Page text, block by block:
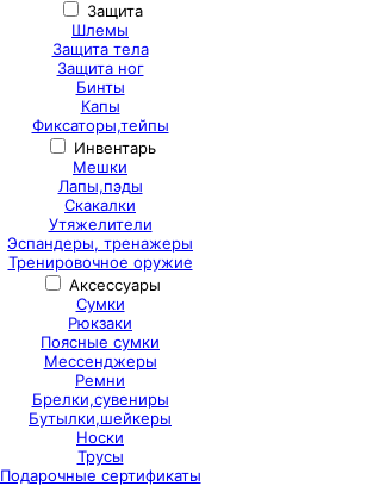
Защита
Шлемы
Защита тела
Защита ног
Бинты
Капы
Фиксаторы,тейпы
Инвентарь
Мешки
Лапы,пэды
Скакалки
Утяжелители
Эспандеры, тренажеры
Тренировочное оружие
Аксессуары
Сумки
Рюкзаки
Поясные сумки
Мессенджеры
Ремни
Брелки,сувениры
Бутылки,шейкеры
Носки
Трусы
Подарочные сертификаты